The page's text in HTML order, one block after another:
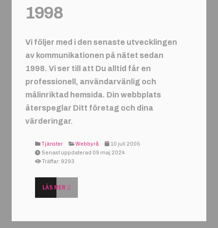
1998
Vi följer med i den senaste utvecklingen
av kommunikationen på nätet sedan
1998. Vi ser till att Du alltid får en
professionell, användarvänlig och
målinriktad hemsida. Din webbplats
återspeglar Ditt företag och dina
värderingar.
Tjänster Webbyrå
10 juli 2005
Senast uppdaterad 09 maj 2024
Träffar: 9293
LÄS MER